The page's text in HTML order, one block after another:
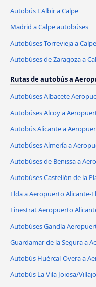
Autobús L'Albir a Calpe
Madrid a Calpe autobúses
Autobúses Torrevieja a Calpe
Autobúses de Zaragoza a
Rutas de autobús a
Autobúses Albacete
Autobúses Alcoy a
Autobús Alicante a
Autobúses Almería a
Autobúses de Benissa a
Autobúses Castellón de la
Elda a Aeropuerto Alicante-
Finestrat Aeropuerto
Autobúses Gandía
Guardamar de la Segura a
Autobús Huércal-Overa a
Autobús La Vila Joiosa/